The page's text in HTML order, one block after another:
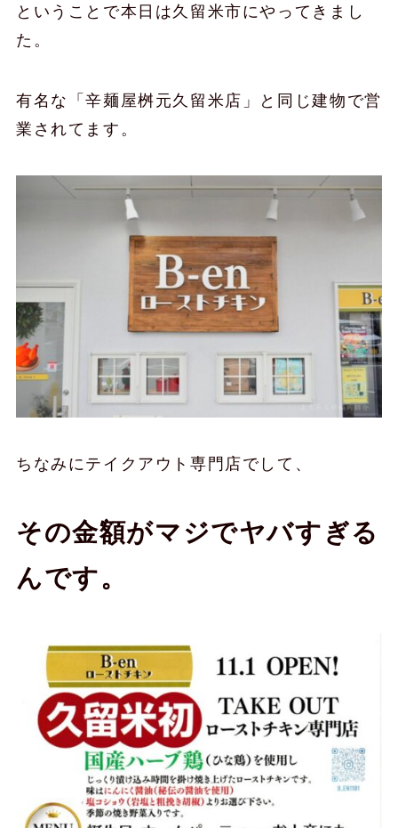
ということで本日は久留米市にやってきまし
た。
有名な「辛麺屋桝元久留米店」と同じ建物で営
業されてます。
ちなみにテイクアウト専門店でして、
その金額がマジでヤバすぎる
んです。